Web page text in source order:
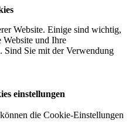
Website. Einige sind wichtig,
Website und Ihre
Sind Sie mit der Verwendung
einstellungen
die Cookie-Einstellungen